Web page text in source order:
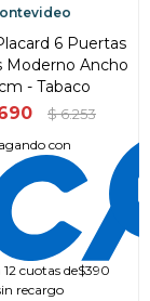
6 Puertas
Moderno Ancho
- Tabaco
$ 6.253
con
cuotas de$390
recargo